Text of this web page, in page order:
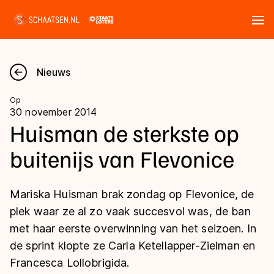
Nieuws
Kalender
Disciplines
Langebaan
Shorttrack
Inlineskaten
Uitslagen
Langebaan
Shorttrack
Marathon
Tijden & historie
Ranglijsten Langebaan
Nieuws
Op
30 november 2014
Huisman de sterkste op
buitenijs van Flevonice
Mariska Huisman brak zondag op Flevonice, de
plek waar ze al zo vaak succesvol was, de ban
met haar eerste overwinning van het seizoen. In
de sprint klopte ze Carla Ketellapper-Zielman en
Francesca Lollobrigida.